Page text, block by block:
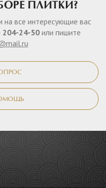
ПЛИТКИ?
все интересующие вас
204-24-50 или пишите